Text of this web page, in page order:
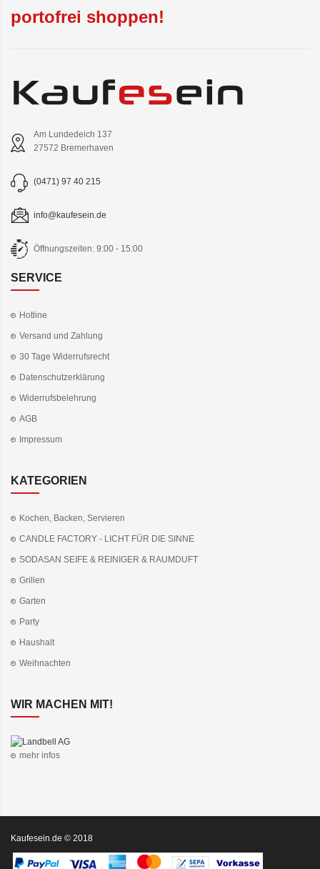
portofrei shoppen!
Am Lundedeich 137
27572 Bremerhaven
(0471) 97 40 215
info@kaufesein.de
Öffnungszeiten: 9:00 - 15:00
SERVICE
Hotline
Versand und Zahlung
30 Tage Widerrufsrecht
Datenschutzerklärung
Widerrufsbelehrung
AGB
Impressum
KATEGORIEN
Kochen, Backen, Servieren
CANDLE FACTORY - LICHT FÜR DIE SINNE
SODASAN SEIFE & REINIGER & RAUMDUFT
Grillen
Garten
Party
Haushalt
Weihnachten
WIR MACHEN MIT!
mehr infos
Kaufesein.de © 2018